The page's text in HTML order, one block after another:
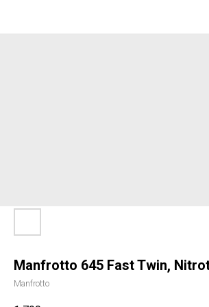
Manfrotto 645 Fast Twin,
Manfrotto